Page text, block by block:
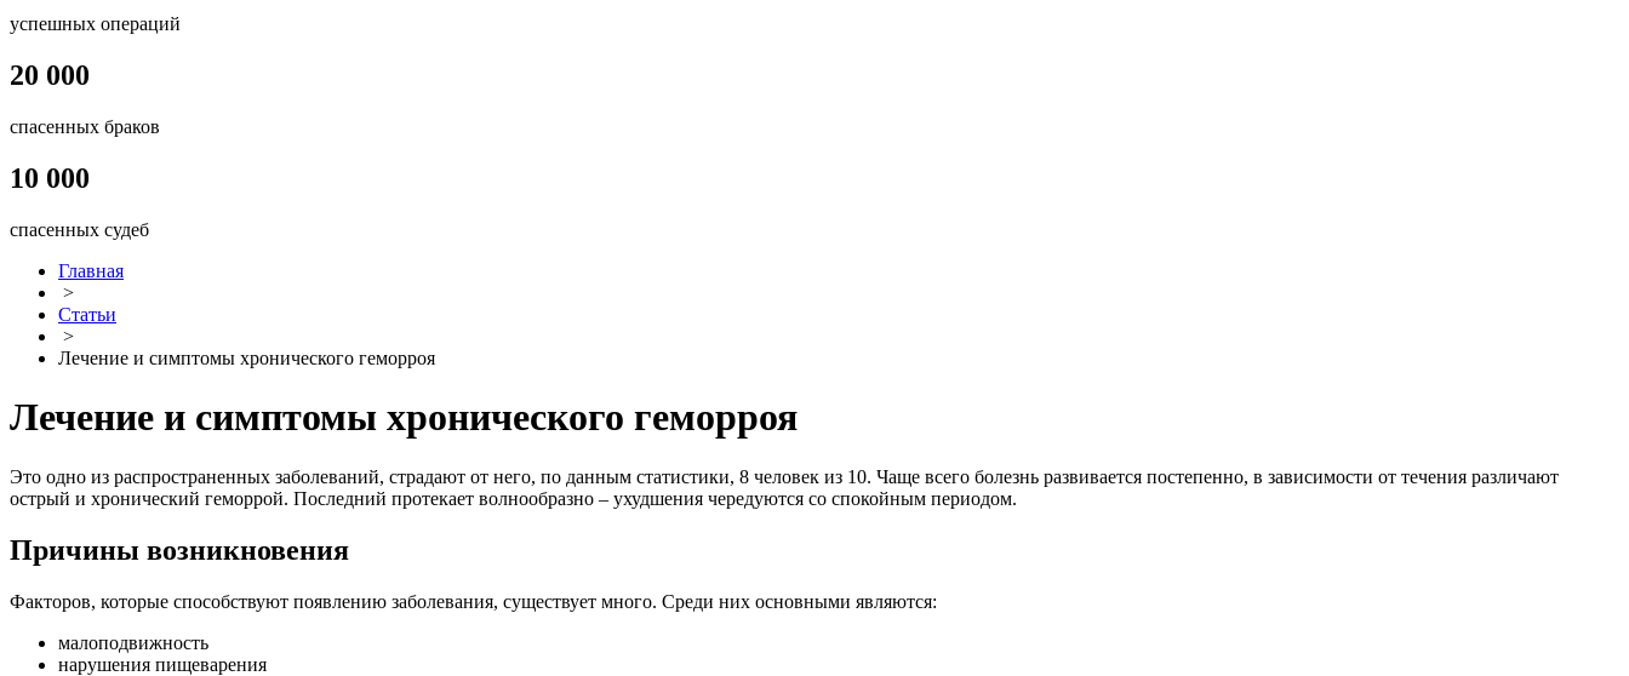
успешных операций
20 000
спасенных браков
10 000
спасенных судеб
Главная
>
Статьи
>
Лечение и симптомы хронического геморроя
Лечение и симптомы хронического геморроя
Это одно из распространенных заболеваний, страдают от него, по данным статистики, 8 человек из 10. Чаще всего болезнь развивается постепенно, в зависимости от течения различают
острый и хронический геморрой. Последний протекает волнообразно – ухудшения чередуются со спокойным периодом.
Причины возникновения
Факторов, которые способствуют появлению заболевания, существует много. Среди них основными являются:
малоподвижность
нарушения пищеварения